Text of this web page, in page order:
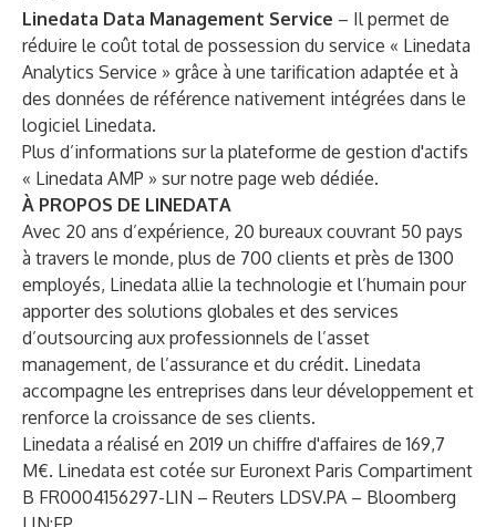
Linedata Data Management Service – Il permet de
réduire le coût total de possession du service « Linedata
Analytics Service » grâce à une tarification adaptée et à
des données de référence nativement intégrées dans le
logiciel Linedata.
Plus d’informations sur la plateforme de gestion d'actifs
« Linedata AMP » sur notre page web dédiée.
À PROPOS DE LINEDATA
Avec 20 ans d’expérience, 20 bureaux couvrant 50 pays
à travers le monde, plus de 700 clients et près de 1300
employés, Linedata allie la technologie et l’humain pour
apporter des solutions globales et des services
d’outsourcing aux professionnels de l’asset
management, de l’assurance et du crédit. Linedata
accompagne les entreprises dans leur développement et
renforce la croissance de ses clients.
Linedata a réalisé en 2019 un chiffre d'affaires de 169,7
M€. Linedata est cotée sur Euronext Paris Compartiment
B FR0004156297-LIN – Reuters LDSV.PA – Bloomberg